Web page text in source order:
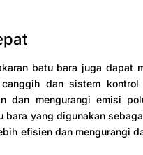
batu bara juga dapat
dan sistem
dan mengurangi emisi
yang digunakan
efisien dan mengurangi